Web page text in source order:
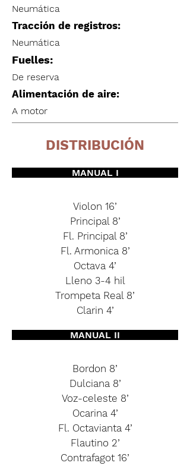
Neumática
Tracción de registros:
Neumática
Fuelles:
De reserva
Alimentación de aire:
A motor
DISTRIBUCIÓN
MANUAL I
Violon 16’
Principal 8’
Fl. Principal 8’
Fl. Armonica 8’
Octava 4’
Lleno 3-4 hil
Trompeta Real 8’
Clarin 4’
MANUAL II
Bordon 8’
Dulciana 8’
Voz-celeste 8’
Ocarina 4’
Fl. Octavianta 4’
Flautino 2’
Contrafagot 16’